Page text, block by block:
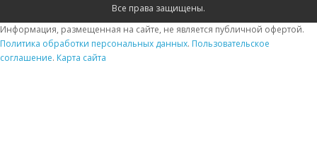
Все права защищены.
Информация, размещенная на сайте, не является публичной офертой.
Политика обработки персональных данных. Пользовательское
соглашение. Карта сайта